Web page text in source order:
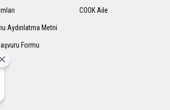
Aydınlatma Metni
Formu
COOK Aile